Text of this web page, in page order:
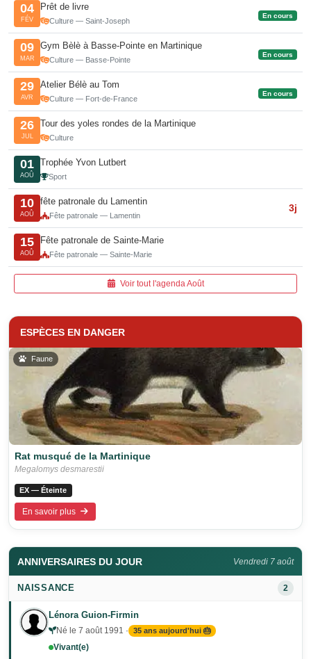
04
FÉV
Prêt de livre
Culture — Saint-Joseph
En cours
09
MAR
Gym Bèlè à Basse-Pointe en Martinique
Culture — Basse-Pointe
En cours
29
AVR
Atelier Bélè au Tom
Culture — Fort-de-France
En cours
26
JUL
Tour des yoles rondes de la Martinique
Culture
01
AOÛ
Trophée Yvon Lutbert
Sport
10
AOÛ
fête patronale du Lamentin
Fête patronale — Lamentin
3j
15
AOÛ
Fête patronale de Sainte-Marie
Fête patronale — Sainte-Marie
Voir tout l'agenda Août
ESPÈCES EN DANGER
Faune
Rat musqué de la Martinique
Megalomys desmarestii
EX — Éteinte
En savoir plus
ANNIVERSAIRES DU JOUR Vendredi 7 août
NAISSANCE 2
Lénora Guion-Firmin
Né le 7 août 1991 · 35 ans aujourd'hui 🎂
Vivant(e)